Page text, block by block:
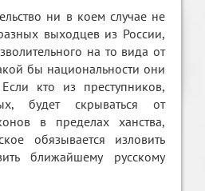
ни в коем случае не
выходцев из России,
на то вида от
бы национальности они
кто из преступников,
будет скрываться от
в пределах ханства,
обязывается изловить
ближайшему русскому